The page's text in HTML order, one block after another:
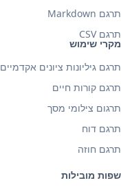
מקרי שימוש
תרגם גיליונות ציונים אקדמיים
תרגם קורות חיים
תרגום צילומי מסך
תרגם דוח
תרגם חוזה
שפות מובילות
תרגם Markdown
תרגם CSV